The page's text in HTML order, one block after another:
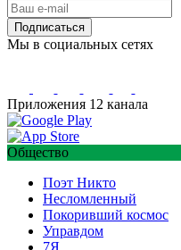
Подписаться
Мы в социальных сетях
Приложения 12 канала
Общество
Поэт Никто
Несломленный
Покоривший космос
Управдом